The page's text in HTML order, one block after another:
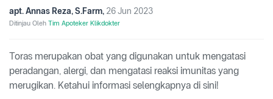
apt. Annas Reza, S.Farm, 26 Jun 2023
Ditinjau Oleh Tim Apoteker Klikdokter
Toras merupakan obat yang digunakan untuk mengatasi
peradangan, alergi, dan mengatasi reaksi imunitas yang
merugikan. Ketahui informasi selengkapnya di sini!